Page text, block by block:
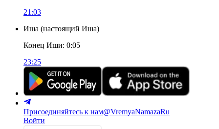
21:03
Иша (настоящий Иша)
Конец Иши: 0:05
23:25
Присоединяйтесь к нам@VremyaNamazaRu
Войти